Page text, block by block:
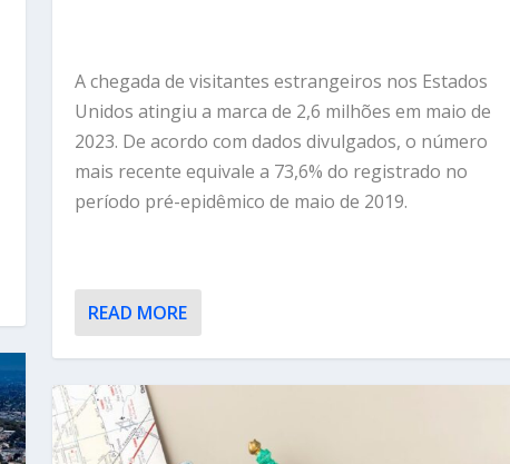
A chegada de visitantes estrangeiros nos Estados
Unidos atingiu a marca de 2,6 milhões em maio de
2023. De acordo com dados divulgados, o número
mais recente equivale a 73,6% do registrado no
período pré-epidêmico de maio de 2019.
READ MORE